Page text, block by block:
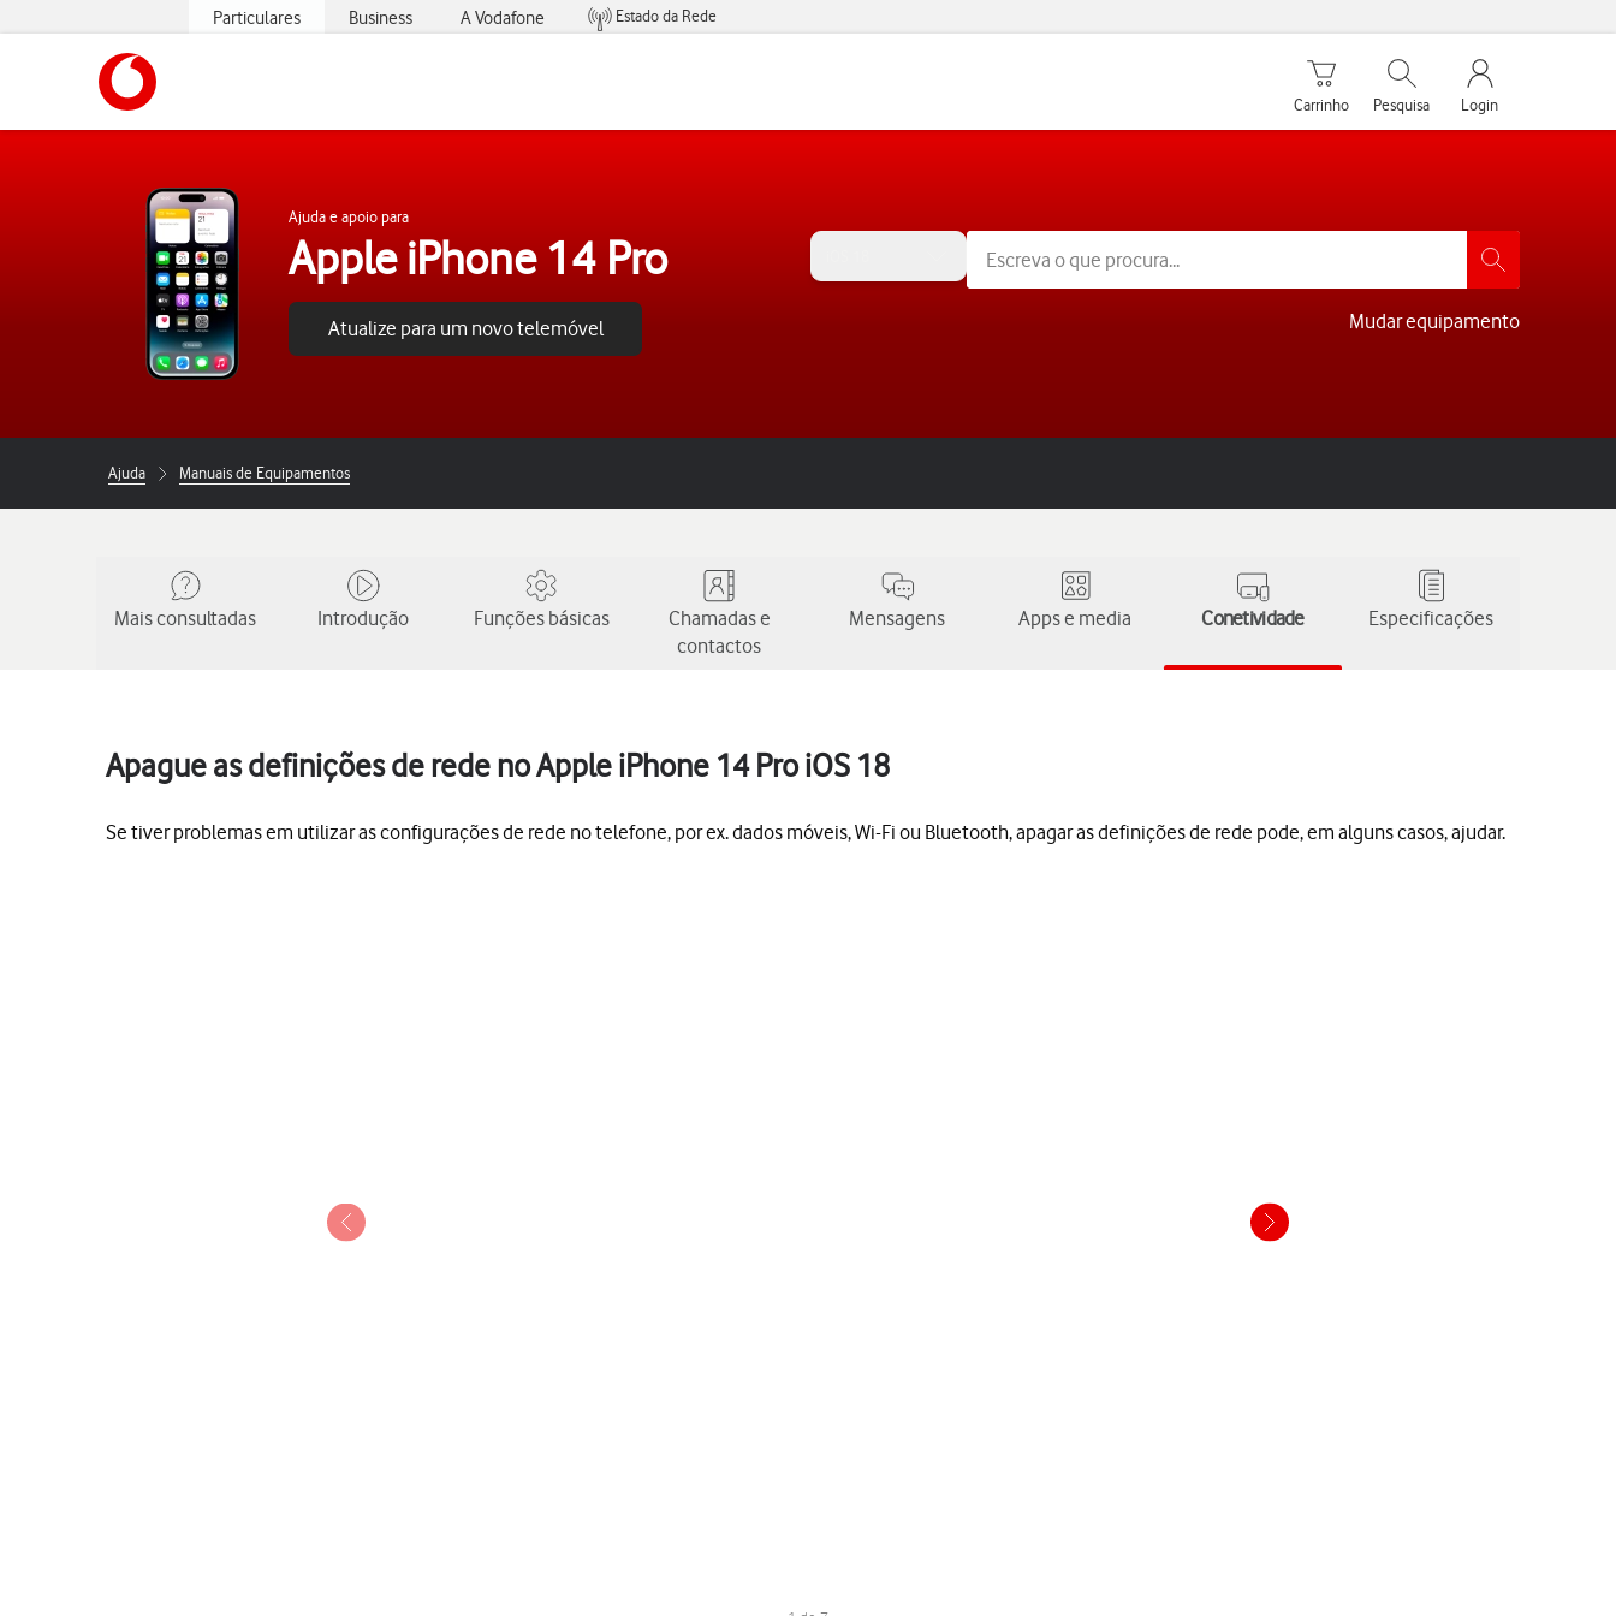
Particulares Business A Vodafone
Estado da Rede
Carrinho de compras
Carrinho
Pesquisar
Pesquisa
My Vodafone
Login
Ajuda e apoio para
Apple iPhone 14 Pro
Atualize para um novo telemóvel Mudar equipamento
Ajuda Manuais de Equipamentos
Mais consultadas Introdução Funções básicas
Chamadas e
contactos
Mensagens Apps e media Conetividade Especificações
Apague as definições de rede no Apple iPhone 14 Pro iOS 18
Se tiver problemas em utilizar as configurações de rede no telefone, por ex. dados móveis, Wi-Fi ou Bluetooth, apagar as definições de rede pode, em alguns casos, ajudar.